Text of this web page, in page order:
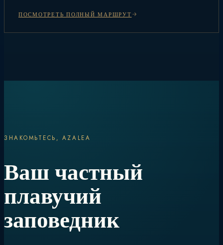
ПОСМОТРЕТЬ ПОЛНЫЙ МАРШРУТ
ЗНАКОМЬТЕСЬ, AZALEA
Ваш частный
плавучий
заповедник